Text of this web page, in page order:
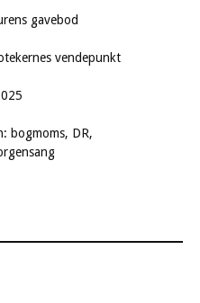
gavebod
vendepunkt
bogmoms, DR,